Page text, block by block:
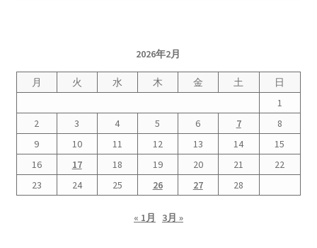
2026年2月
月 火 水 木 金 土
日
1
2
3 4 5 6 7
8
9
10 11 12 13 14
15
16
17 18 19 20 21
22
23
24 25 26 27 28
« 1月 3月 »